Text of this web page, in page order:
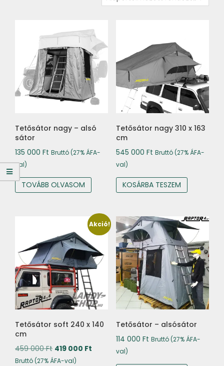
Tetősátor nagy – alsó
sátor
135 000 Ft Bruttó (27% ÁFA-
val)
TOVÁBB OLVASOM
Tetősátor nagy 310 x 163
cm
545 000 Ft Bruttó (27% ÁFA-
val)
KOSÁRBA TESZEM
Akció!
Tetősátor soft 240 x 140
cm
459 000Ft Original
price
419 000 Ft Current
Bruttó (27% ÁFA-val)
Tetősátor – alsósátor
114 000 Ft Bruttó (27% ÁFA-
val)